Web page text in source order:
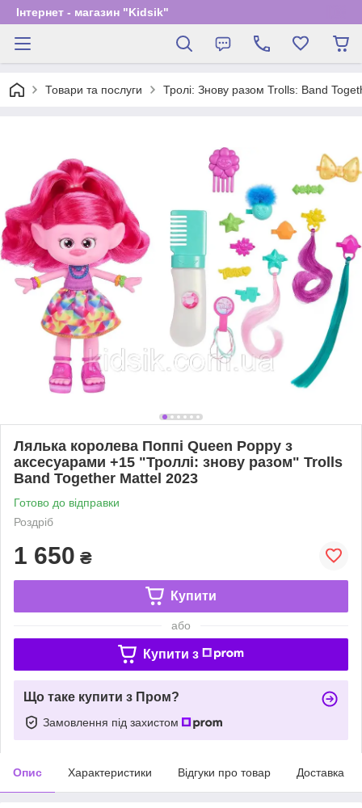
Інтернет - магазин "Kidsik"
Товари та послуги Тролі: Знову разом Trolls: Band
Лялька королева Поппі Queen Poppy з
аксесуарами +15 "Троллі: знову разом" Trolls
Band Together Mattel 2023
Готово до відправки
Роздріб
1 650 ₴
Купити
або
Купити з
Що таке купити з Пром?
Замовлення під захистом
Опис Характеристики Відгуки про товар Доставка